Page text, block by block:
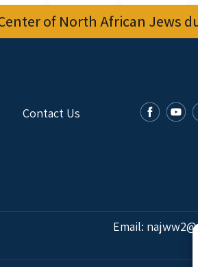
of North African Jews
Contact Us
Email: